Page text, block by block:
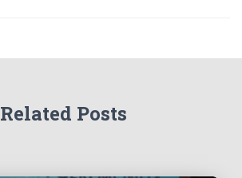
Related Posts